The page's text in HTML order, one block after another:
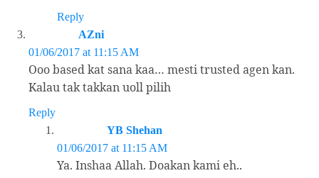
Reply
AZni
01/06/2017 at 11:15 AM
Ooo based kat sana kaa… mesti trusted agen kan.
Kalau tak takkan uoll pilih
Reply
YB Shehan
01/06/2017 at 11:15 AM
Ya. Inshaa Allah. Doakan kami eh..